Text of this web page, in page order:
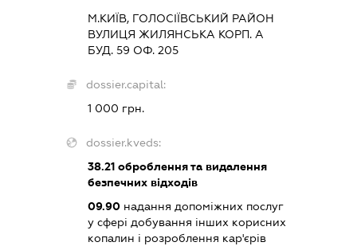
М.КИЇВ, ГОЛОСІЇВСЬКИЙ РАЙОН
ВУЛИЦЯ ЖИЛЯНСЬКА КОРП. А
БУД. 59 ОФ. 205
dossier.capital:
1 000 грн.
dossier.kveds:
38.21 оброблення та видалення
безпечних відходів
09.90 надання допоміжних послуг
у сфері добування інших корисних
копалин і розроблення кар'єрів